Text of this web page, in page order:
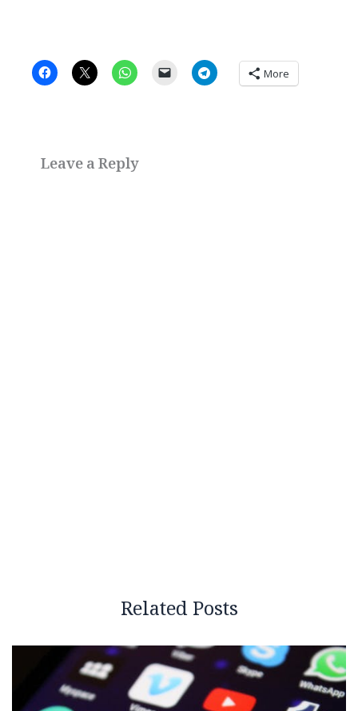
More
Leave a Reply
Related Posts